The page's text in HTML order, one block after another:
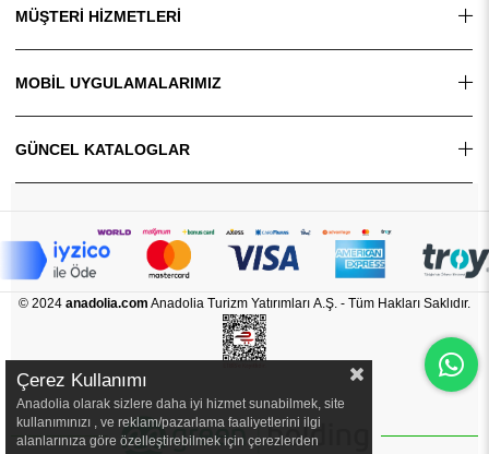
MÜŞTERİ HİZMETLERİ
MOBİL UYGULAMALARIMIZ
GÜNCEL KATALOGLAR
© 2024 anadolia.com Anadolia Turizm Yatırımları A.Ş. - Tüm Hakları Saklıdır.
Çerez Kullanımı
Anadolia olarak sizlere daha iyi hizmet sunabilmek, site
kullanımınızı , ve reklam/pazarlama faaliyetlerini ilgi
alanlarınıza göre özelleştirebilmek için çerezlerden